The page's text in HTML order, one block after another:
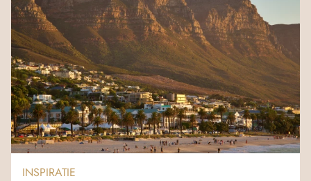
INSPIRATIE